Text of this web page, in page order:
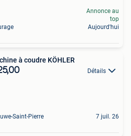
Annonce au
top
Aujourd'hui
à coudre KÖHLER
Détails
Saint-Pierre 7 juil. 26